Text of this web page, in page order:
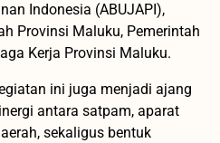
Indonesia (ABUJAPI),
Provinsi Maluku, Pemerintah
Kerja Provinsi Maluku.
ini juga menjadi ajang
antara satpam, aparat
sekaligus bentuk